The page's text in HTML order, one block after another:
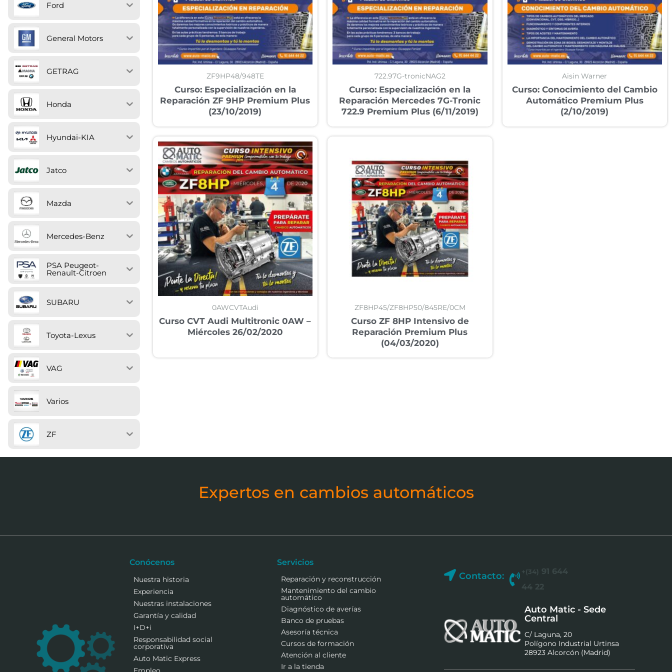
Ford
General Motors
GETRAG
Honda
Hyundai-KIA
Jatco
Mazda
Mercedes-Benz
PSA Peugeot-
Renault-Citroen
SUBARU
Toyota-Lexus
VAG
Varios
ZF
ZF9HP48/948TE
Curso: Especialización en la
Reparación ZF 9HP Premium Plus
(23/10/2019)
722.97G-tronicNAG2
Curso: Especialización en la
Reparación Mercedes 7G-Tronic
722.9 Premium Plus (6/11/2019)
Aisin Warner
Curso: Conocimiento del Cambio
Automático Premium Plus
(2/10/2019)
0AWCVTAudi
Curso CVT Audi Multitronic 0AW –
Miércoles 26/02/2020
ZF8HP45/ZF8HP50/845RE/0CM
Curso ZF 8HP Intensivo de
Reparación Premium Plus
(04/03/2020)
Expertos en cambios automáticos
Conócenos
Nuestra historia
Experiencia
Nuestras instalaciones
Garantía y calidad
I+D+i
Responsabilidad social
corporativa
Auto Matic Express
Servicios
Reparación y reconstrucción
Mantenimiento del cambio
automático
Diagnóstico de averías
Banco de pruebas
Asesoría técnica
Cursos de formación
Atención al cliente
Ir a la tienda
Contacto: +(34)
91 644
44 22
Auto Matic - Sede
Central
C/ Laguna, 20
Polígono Industrial Urtinsa
28923 Alcorcón (Madrid)